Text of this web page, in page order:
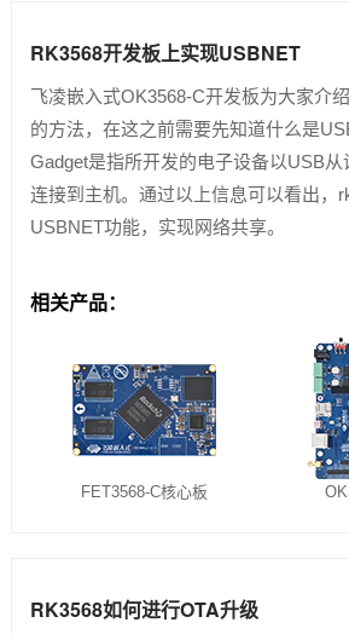
淘宝商城
技术论坛
RK3568开发板上实现USBNET
飞凌嵌入式OK3568-C开发板为大家介
的方法，在这之前需要先知道什么是
Gadget是指所开发的电子设备以USB
连接到主机。通过以上信息可以看出，
USBNET功能，实现网络共享。
相关产品：
FET3568-C核心板
RK3568如何进行OTA升级